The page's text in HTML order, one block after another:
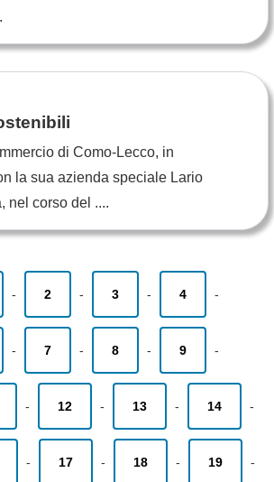
di Como-Lecco, in
la sua azienda speciale Lario
nel corso del ....
- 2 - 3 - 4 -
- 7 - 8 - 9 -
- 12 - 13 - 14 -
- 17 - 18 - 19 -